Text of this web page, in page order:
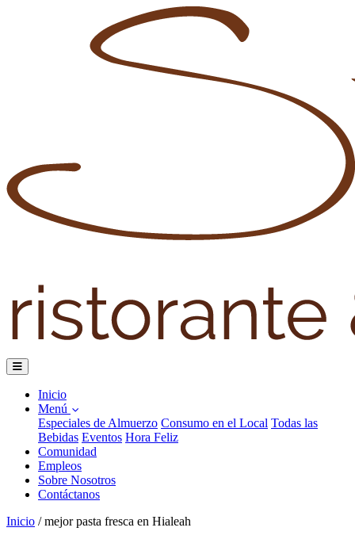
Inicio
Menú
Especiales de Almuerzo Consumo en el Local Todas las
Bebidas Eventos Hora Feliz
Comunidad
Empleos
Sobre Nosotros
Contáctanos
Inicio / mejor pasta fresca en Hialeah